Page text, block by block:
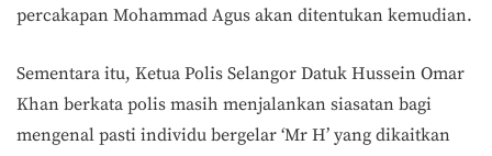
percakapan Mohammad Agus akan ditentukan kemudian.
Sementara itu, Ketua Polis Selangor Datuk Hussein Omar
Khan berkata polis masih menjalankan siasatan bagi
mengenal pasti individu bergelar ‘Mr H’ yang dikaitkan